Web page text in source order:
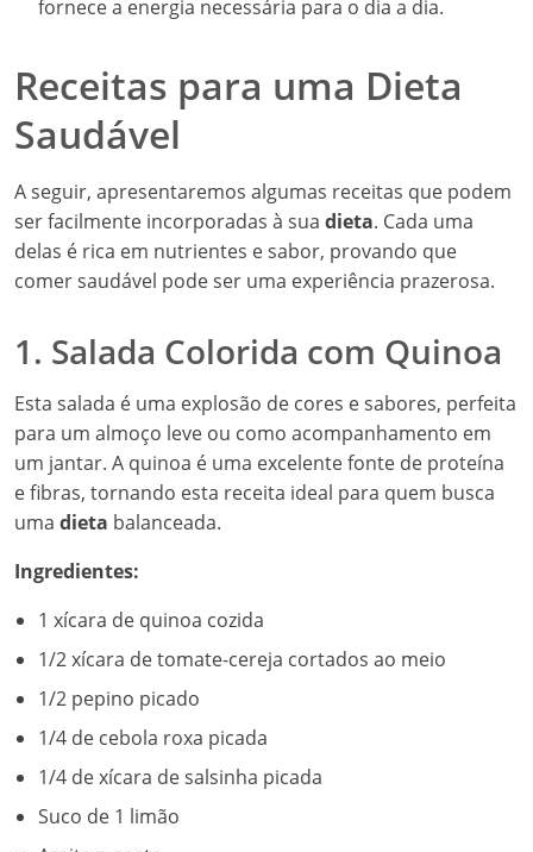
fornece a energia necessária para o dia a dia.
Receitas para uma Dieta
Saudável
A seguir, apresentaremos algumas receitas que podem
ser facilmente incorporadas à sua dieta. Cada uma
delas é rica em nutrientes e sabor, provando que
comer saudável pode ser uma experiência prazerosa.
1. Salada Colorida com Quinoa
Esta salada é uma explosão de cores e sabores, perfeita
para um almoço leve ou como acompanhamento em
um jantar. A quinoa é uma excelente fonte de proteína
e fibras, tornando esta receita ideal para quem busca
uma dieta balanceada.
Ingredientes:
1 xícara de quinoa cozida
1/2 xícara de tomate-cereja cortados ao meio
1/2 pepino picado
1/4 de cebola roxa picada
1/4 de xícara de salsinha picada
Suco de 1 limão